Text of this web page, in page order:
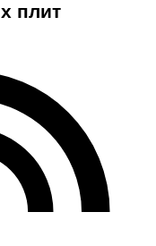
плит